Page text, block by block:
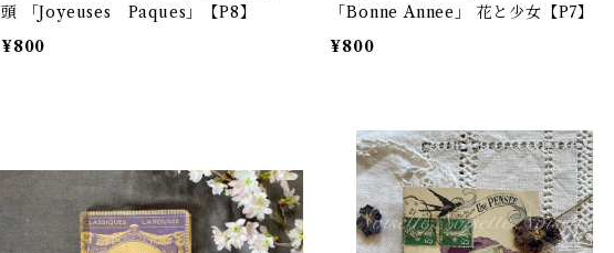
頭 「Joyeuses Paques」【P8】
¥800
「Bonne Annee」 花と少女【P7】
¥800